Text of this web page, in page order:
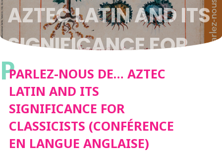
AZTEC LATIN AND ITS
SIGNIFICANCE FOR
CLASSICISTS
(CONFÉRENCE EN
LANGUE ANGLAISE)
PPARLEZ-NOUS DE… AZTEC
LATIN AND ITS
SIGNIFICANCE FOR
CLASSICISTS (CONFÉRENCE
EN LANGUE ANGLAISE)